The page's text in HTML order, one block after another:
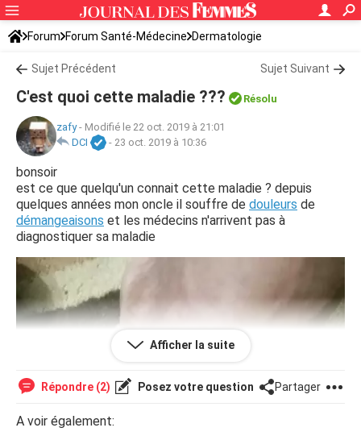
Forum Forum Santé-Médecine Dermatologie
Sujet Précédent Sujet Suivant
C'est quoi cette maladie ??? Résolu
zafy- Modifié le 22 oct. 2019 à 21:01
DCI
- 23 oct. 2019 à 10:36
bonsoir
est ce que quelqu'un connait cette maladie ? depuis
quelques années mon oncle il souffre de douleurs de
démangeaisons et les médecins n'arrivent pas à
diagnostiquer sa maladie
Afficher la suite
Répondre (2) Posez votre question Partager
A voir également: